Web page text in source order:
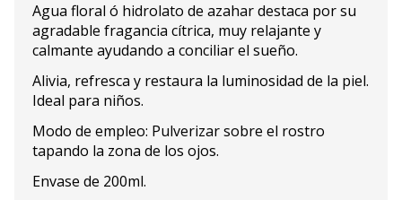
Agua floral ó hidrolato de azahar destaca por su
agradable fragancia cítrica, muy relajante y
calmante ayudando a conciliar el sueño.
Alivia, refresca y restaura la luminosidad de la piel.
Ideal para niños.
Modo de empleo: Pulverizar sobre el rostro
tapando la zona de los ojos.
Envase de 200ml.